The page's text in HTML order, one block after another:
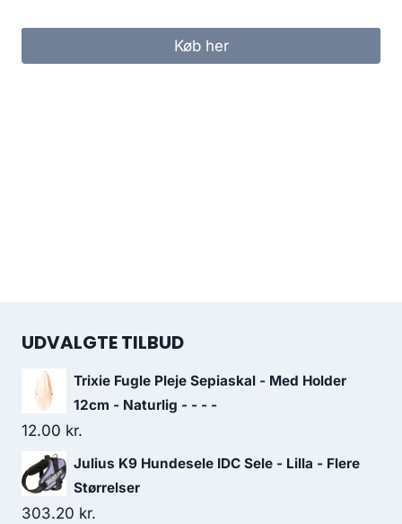
Køb her
UDVALGTE TILBUD
Trixie Fugle Pleje Sepiaskal - Med Holder
12cm - Naturlig - - - -
12.00 kr.
Julius K9 Hundesele IDC Sele - Lilla - Flere
Størrelser
303.20 kr.